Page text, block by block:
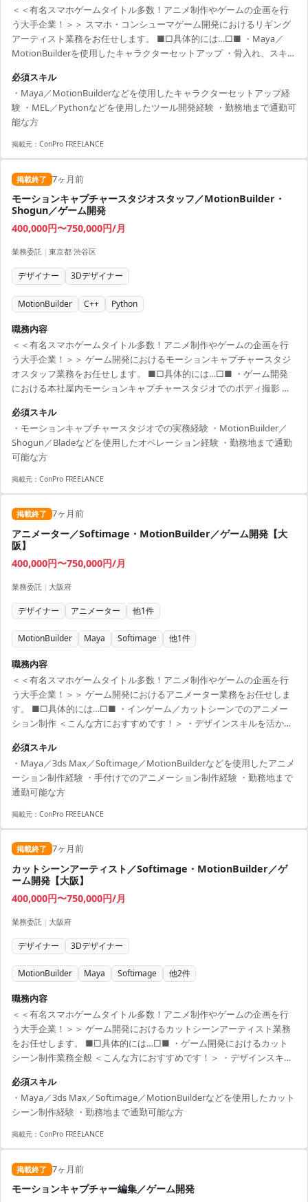
＜＜有名スマホゲームタイトル多数！アニメ制作やゲームの企画を行
う大手企業！＞＞ スマホ・コンシューマゲーム開発におけるリギング
アーティスト業務をお任せします。 ■□具体的には…□■ ・Maya／
MotionBuilderを使用したキャラクターセットアップ ・骨入れ、スキニ
た作業効率化の為のツール支援 ・DCCツール／ゲームエンジンを使用
した揺れもの設定 ・めり込み修正のためのガイドモーション作業 ＜こ
んな方におすすめです！＞ ・デザインスキルを活かしたい方 ・新しい
技術や表現に挑戦したい方
必須スキル
・Maya／MotionBuilderなどを使用したキャラクターセットアップ経
験 ・MEL／Pythonなどを使用したツール開発経験 ・勤務地まで通勤可
能な方
掲載元： ConPro FREELANCE
掲載終了 7ヶ月前
モーションキャプチャースタジオスタッフ／MotionBuilder・
Shogun／ゲーム開発
400,000円〜750,000円/月
業務委託 | 東京都 渋谷区
デザイナー 3Dデザイナー
MotionBuilder C++ Python
職務内容
＜＜有名スマホゲームタイトル多数！アニメ制作やゲームの企画を行
う大手企業！＞＞ ゲーム開発におけるモーションキャプチャースタジ
オスタッフ業務をお任せします。 ■□具体的には…□■ ・ゲーム開発
における本社屋内モーションキャプチャースタジオでのボディ撮影 ・
な方におすすめです！＞ ・新しい技術やツールを積極的に学び、実務
に活かしたい方 ・多くの方の役に立つサービス開発に携わりたい方
必須スキル
・モーションキャプチャースタジオでの実務経験 ・MotionBuilder／
Shogun／Bladeなどを使用したオペレーション経験 ・勤務地まで通勤
可能な方
掲載元： ConPro FREELANCE
掲載終了 7ヶ月前
アニメーター／Softimage・MotionBuilder／ゲーム開発【大
阪】
400,000円〜750,000円/月
業務委託 | 大阪府
デザイナー アニメーター 他1件
MotionBuilder Maya Softimage 他1件
職務内容
＜＜有名スマホゲームタイトル多数！アニメ制作やゲームの企画を行
う大手企業！＞＞ ゲーム開発におけるアニメーター業務をお任せしま
す。 ■□具体的には…□■ ・インゲーム／カットシーンでのアニメー
ション制作 ＜こんな方におすすめです！＞ ・デザインスキルを活かし
必須スキル
・Maya／3ds Max／Softimage／MotionBuilderなどを使用したアニメ
ーション制作経験 ・手付けでのアニメーション制作経験 ・勤務地まで
通勤可能な方
掲載元： ConPro FREELANCE
掲載終了 7ヶ月前
カットシーンアーティスト／Softimage・MotionBuilder／ゲ
ーム開発【大阪】
400,000円〜750,000円/月
業務委託 | 大阪府
デザイナー 3Dデザイナー
MotionBuilder Maya Softimage 他2件
職務内容
＜＜有名スマホゲームタイトル多数！アニメ制作やゲームの企画を行
う大手企業！＞＞ ゲーム開発におけるカットシーンアーティスト業務
をお任せします。 ■□具体的には…□■ ・ゲーム開発におけるカット
シーン制作業務全般 ＜こんな方におすすめです！＞ ・デザインスキル
必須スキル
・Maya／3ds Max／Softimage／MotionBuilderなどを使用したカット
シーン制作経験 ・勤務地まで通勤可能な方
掲載元： ConPro FREELANCE
掲載終了 7ヶ月前
モーションキャプチャー編集／ゲーム開発